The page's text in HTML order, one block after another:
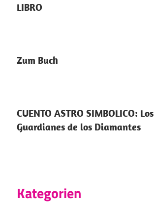
LIBRO
Zum Buch
CUENTO ASTRO SIMBOLICO: Los
Guardianes de los Diamantes
Kategorien